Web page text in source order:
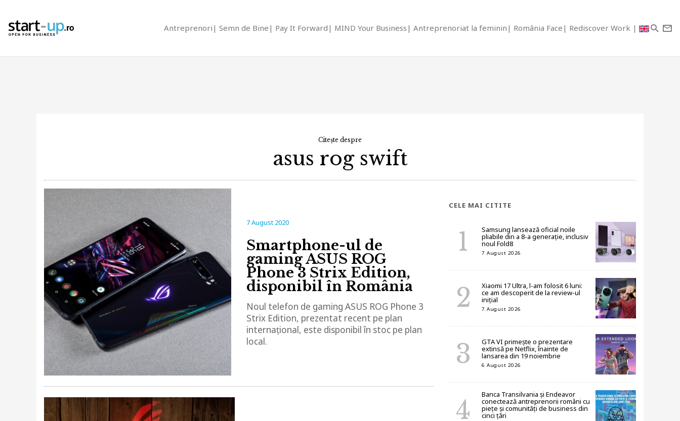
Antreprenori Semn de Bine Pay It Forward MIND Your Business Antreprenoriat la feminin România Face Rediscover Work
Citește despre
asus rog swift
7 August 2020
Smartphone-ul de
gaming ASUS ROG
Phone 3 Strix Edition,
disponibil în România
Noul telefon de gaming ASUS ROG Phone 3
Strix Edition, prezentat recent pe plan
internațional, este disponibil în stoc pe plan
local.
CELE MAI CITITE
Samsung lansează oficial noile
pliabile din a 8-a generație, inclusiv
noul Fold8
7 August 2026
Xiaomi 17 Ultra, l-am folosit 6 luni:
ce am descoperit de la review-ul
inițial
7 August 2026
GTA VI primește o prezentare
extinsă pe Netflix, înainte de
lansarea din 19 noiembrie
6 August 2026
Banca Transilvania și Endeavor
conectează antreprenorii români cu
piețe și comunități de business din
cinci țări